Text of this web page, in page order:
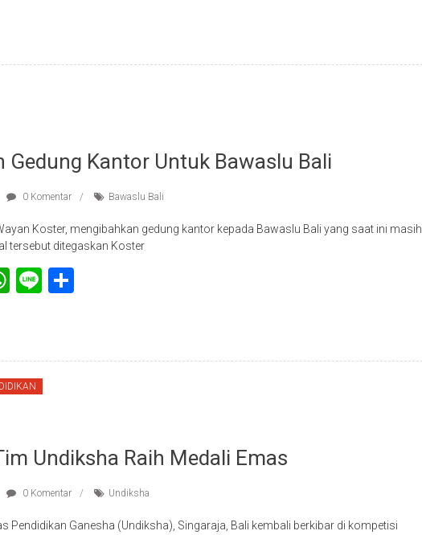
Gedung Kantor Untuk Bawaslu Bali
0 Komentar Bawaslu Bali
Koster, mengibahkan gedung kantor kepada Bawaslu Bali yang saat ini masih
tersebut ditegaskan Koster
WhatsApp
Line
Undiksha Raih Medali Emas
0 Komentar Undiksha
Pendidikan Ganesha (Undiksha), Singaraja, Bali kembali berkibar di kompetisi